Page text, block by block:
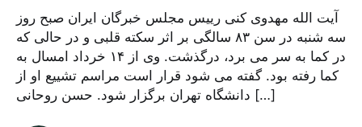
آیت الله مهدوی کنی رییس مجلس خبرگان ایران صبح روز
سه شنبه در سن ۸۳ سالگی بر اثر سکته قلبی و در حالی که
در کما به سر می برد، درگذشت. وی از ۱۴ خرداد امسال به
کما رفته بود. گفته می شود قرار است مراسم تشییع او از
دانشگاه تهران برگزار شود. حسن روحانی […]